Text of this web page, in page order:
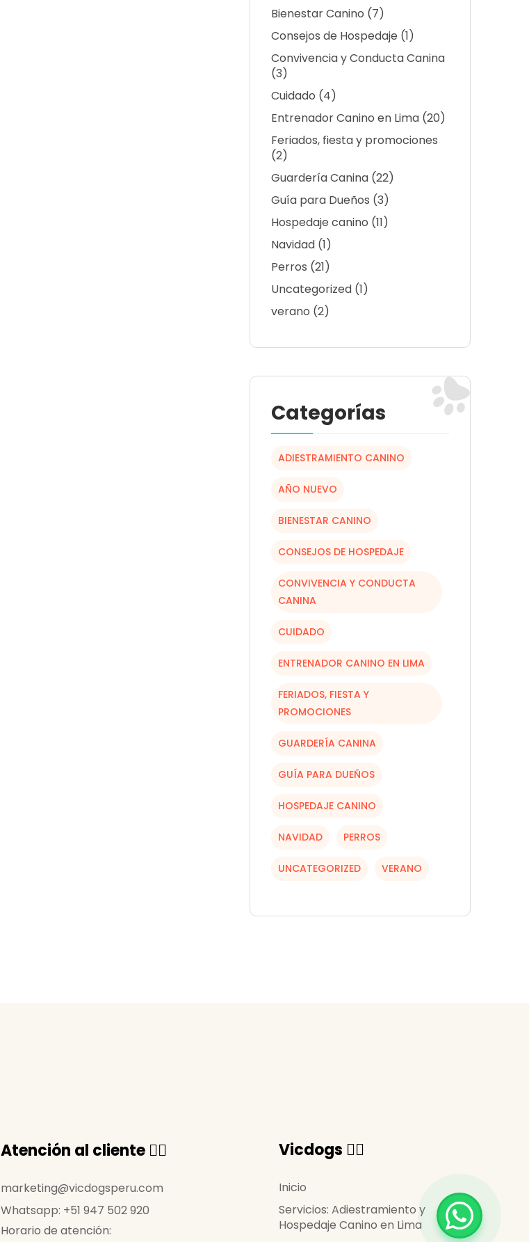
Bienestar Canino (7)
Consejos de Hospedaje (1)
Convivencia y Conducta Canina
(3)
Cuidado (4)
Entrenador Canino en Lima (20)
Feriados, fiesta y promociones
(2)
Guardería Canina (22)
Guía para Dueños (3)
Hospedaje canino (11)
Navidad (1)
Perros (21)
Uncategorized (1)
verano (2)
Categorías
ADIESTRAMIENTO CANINO
AÑO NUEVO
BIENESTAR CANINO
CONSEJOS DE HOSPEDAJE
CONVIVENCIA Y CONDUCTA
CANINA
CUIDADO
ENTRENADOR CANINO EN LIMA
FERIADOS, FIESTA Y
PROMOCIONES
GUARDERÍA CANINA
GUÍA PARA DUEÑOS
HOSPEDAJE CANINO
NAVIDAD PERROS
UNCATEGORIZED VERANO
Atención al cliente 🙋‍♀️
marketing@vicdogsperu.com
Whatsapp: +51 947 502 920
Horario de atención:
Vicdogs 🐕‍🦺
Inicio
Servicios: Adiestramiento y
Hospedaje Canino en Lima